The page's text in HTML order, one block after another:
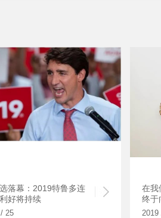
落幕：2019特鲁多连
好将持续
25
在我
终于
2019